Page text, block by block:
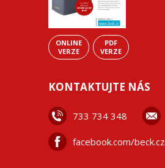
ONLINE
VERZE
PDF
VERZE
KONTAKTUJTE NÁS
733 734 348
facebook.com/beck.cz